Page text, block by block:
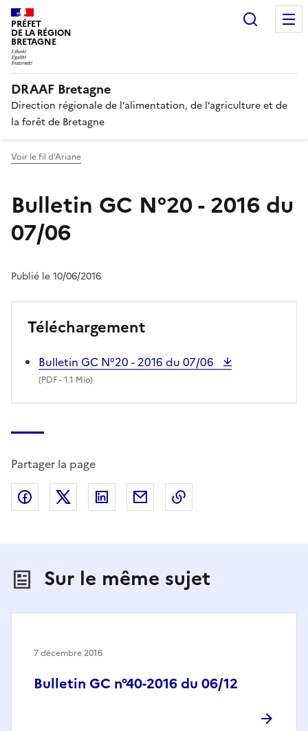
PRÉFET
DE LA RÉGION
BRETAGNE
DRAAF Bretagne
Direction régionale de l’alimentation, de l’agriculture et de
la forêt de Bretagne
Voir le fil d'Ariane
Bulletin GC N°20 - 2016 du
07/06
Publié le 10/06/2016
Téléchargement
Bulletin GC N°20 - 2016 du 07/06
(PDF- 1.1 Mio)
Partager la page
Partager sur Facebook
Partager sur X (anciennement Twitter)
Partager sur LinkedIn
Partager par email
Sur le même sujet
Bulletin GC n°40-2016 du 06/12
7 décembre 2016